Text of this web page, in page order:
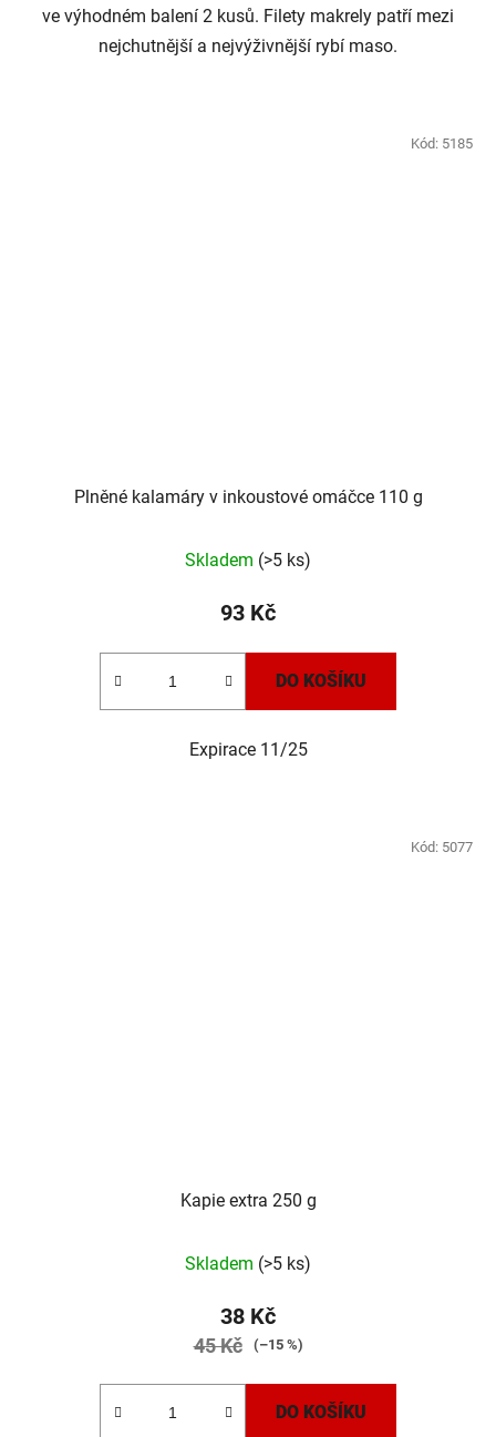
ve výhodném balení 2 kusů. Filety makrely patří mezi
nejchutnější a nejvýživnější rybí maso.
Plněné kalamáry v inkoustové omáčce 110 g
Skladem (>5 ks)
93 Kč
DO KOŠÍKU
Expirace 11/25
Kód: 5185
Kapie extra 250 g
Skladem (>5 ks)
38 Kč
45 Kč (–15 %)
DO KOŠÍKU
Kód: 5077